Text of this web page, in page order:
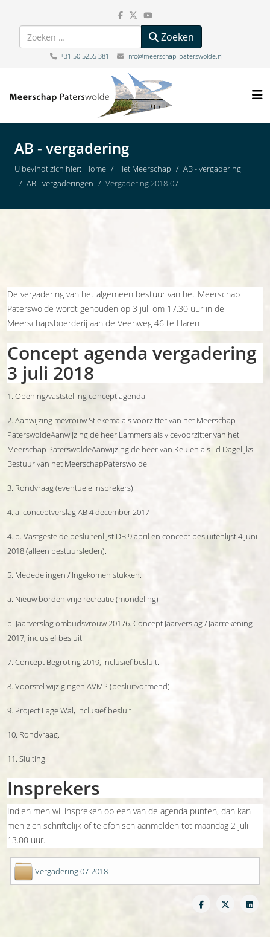
Zoeken Zoeken
+31 50 5255 381 info@meerschap-paterswolde.nl
AB - vergadering
U bevindt zich hier: Home Het Meerschap
AB - vergadering
AB - vergaderingen
Vergadering 2018-07
De vergadering van het algemeen bestuur van het Meerschap
Paterswolde wordt gehouden op 3 juli om 17.30 uur in de
Meerschapsboerderij aan de Veenweg 46 te Haren
Concept agenda vergadering
3 juli 2018
1. Opening/vaststelling concept agenda.
2. Aanwijzing mevrouw Stiekema als voorzitter van het Meerschap
PaterswoldeAanwijzing de heer Lammers als vicevoorzitter van het
Meerschap PaterswoldeAanwijzing de heer van Keulen als lid Dagelijks
Bestuur van het MeerschapPaterswolde.
3. Rondvraag (eventuele insprekers)
4. a. conceptverslag AB 4 december 2017
4. b. Vastgestelde besluitenlijst DB 9 april en concept besluitenlijst 4 juni
2018 (alleen bestuursleden).
5. Mededelingen / Ingekomen stukken.
a. Nieuw borden vrije recreatie (mondeling)
b. Jaarverslag ombudsvrouw 20176. Concept Jaarverslag / Jaarrekening
2017, inclusief besluit.
7. Concept Begroting 2019, inclusief besluit.
8. Voorstel wijzigingen AVMP (besluitvormend)
9. Project Lage Wal, inclusief besluit
10. Rondvraag.
11. Sluiting.
Insprekers
Indien men wil inspreken op een van de agenda punten, dan kan
men zich schriftelijk of telefonisch aanmelden tot maandag 2 juli
13.00 uur.
Vergadering 07-2018